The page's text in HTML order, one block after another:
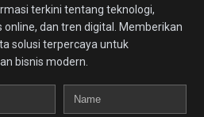
terkini tentang teknologi,
online, dan tren digital. Memberikan
solusi terpercaya untuk
bisnis modern.